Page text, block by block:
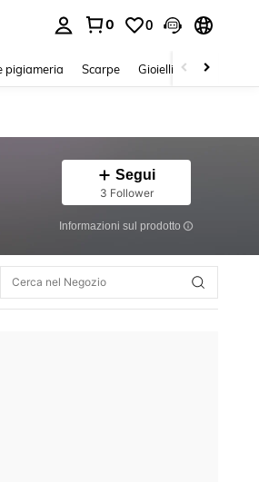
0 0
pigiameria Scarpe Gioielli E Accessori
Segui
3 Follower
Informazioni sul prodotto